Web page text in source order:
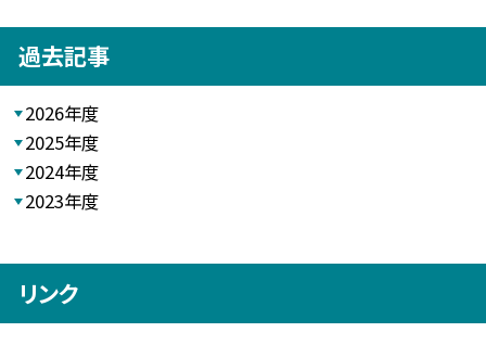
過去記事
2026年度
2025年度
2024年度
2023年度
リンク